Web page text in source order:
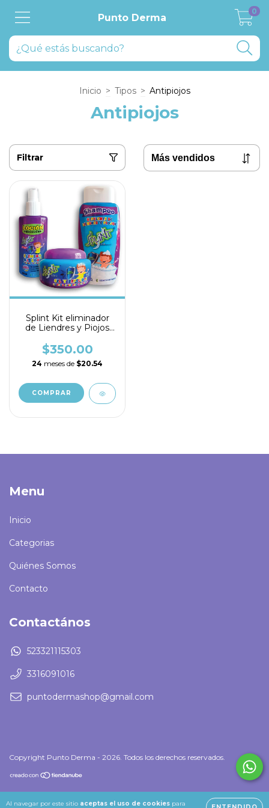
Punto Derma
0
Al navegar por este sitio aceptas el uso de cookies para
Inicio > Tipos > Antipiojos
Antipiojos
Filtrar
Splint Kit eliminador
de Liendres y Piojos
Gel)
$350.00
24 meses de $20.54
Menu
Inicio
Categorias
Quiénes Somos
Contacto
Contactános
523321115303
3316091016
puntodermashop@gmail.com
Copyright Punto Derma - 2026. Todos los derechos reservados.